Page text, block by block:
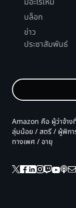
บล็อก
ข่าว
ประชาสัมพันธ์
Amazon คือ ผู้ว่าจ้าง
ลุ่มน้อย / สตรี / ผู้พิก
ทางเพศ / อายุ